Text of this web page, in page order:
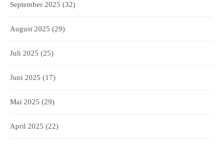
September 2025 (32)
August 2025 (29)
Juli 2025 (25)
Juni 2025 (17)
Mai 2025 (29)
April 2025 (22)